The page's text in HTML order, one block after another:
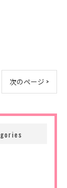
次のページ >